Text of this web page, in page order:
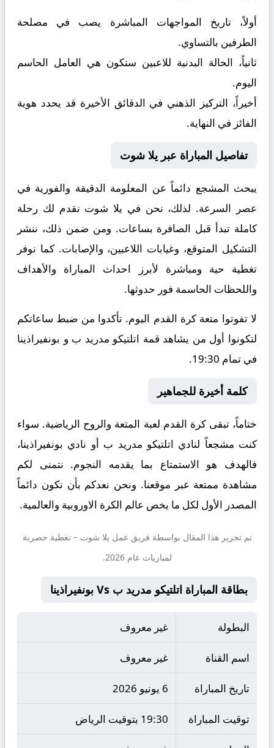
أولاً، تاريخ المواجهات المباشرة يصب في مصلحة
الطرفين بالتساوي.
ثانياً، الحالة البدنية للاعبين ستكون هي العامل الحاسم
اليوم.
أخيراً، التركيز الذهني في الدقائق الأخيرة قد يحدد هوية
الفائز في النهاية.
تفاصيل المباراة عبر يلا شوت
يبحث المشجع دائماً عن المعلومة الدقيقة والفورية في
عصر السرعة. لذلك، نحن في يلا شوت نقدم لك رحلة
كاملة تبدأ قبل الصافرة بساعات. ومن ضمن ذلك، ننشر
التشكيل المتوقع، وغيابات اللاعبين، والإصابات. كما نوفر
تغطية حية ومباشرة لأبرز احداث المباراة والأهداف
واللحظات الحاسمة فور حدوثها.
لا تفوتوا متعة كرة القدم اليوم. تأكدوا من ضبط ساعاتكم
لتكونوا أول من يشاهد قمة اتلتيكو مدريد ب و بونفيراذينا
في تمام 19:30.
كلمة أخيرة للجماهير
ختاماً، تبقى كرة القدم لعبة المتعة والروح الرياضية. سواء
كنت مشجعاً لنادي اتلتيكو مدريد ب أو نادي بونفيراذينا،
فالهدف هو الاستمتاع بما يقدمه النجوم. نتمنى لكم
مشاهدة ممتعة عبر موقعنا. ونحن نعدكم بأن نكون دائماً
المصدر الأول لكل ما يخص عالم الكرة الاوروبية والعالمية.
تم تحرير هذا المقال بواسطة فريق عمل يلا شوت – تغطية حصرية
لمباريات عام 2026.
بطاقة المباراة اتلتيكو مدريد ب Vs بونفيراذينا
البطولة غير معروف
اسم القناة غير معروف
تاريخ المباراة 6 يونيو 2026
توقيت المباراة 19:30 بتوقيت الرياض